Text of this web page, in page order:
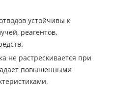
устойчивы к
реагентов,
не растрескивается при
повышенными